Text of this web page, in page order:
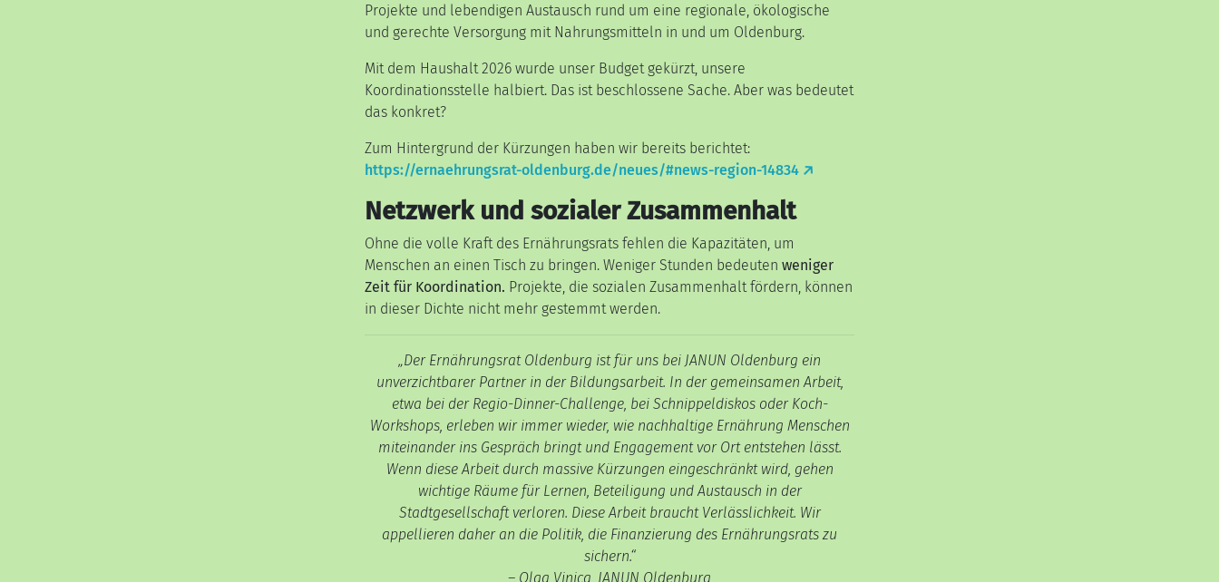
Projekte und lebendigen Austausch rund um eine regionale, ökologische
und gerechte Versorgung mit Nahrungsmitteln in und um Oldenburg.
Mit dem Haushalt 2026 wurde unser Budget gekürzt, unsere
Koordinationsstelle halbiert. Das ist beschlossene Sache. Aber was bedeutet
das konkret?
Zum Hintergrund der Kürzungen haben wir bereits berichtet:
https://ernaehrungsrat-oldenburg.de/neues/#news-region-14834
Netzwerk und sozialer Zusammenhalt
Ohne die volle Kraft des Ernährungsrats fehlen die Kapazitäten, um
Menschen an einen Tisch zu bringen. Weniger Stunden bedeuten weniger
Zeit für Koordination. Projekte, die sozialen Zusammenhalt fördern, können
in dieser Dichte nicht mehr gestemmt werden.
„Der Ernährungsrat Oldenburg ist für uns bei JANUN Oldenburg ein
unverzichtbarer Partner in der Bildungsarbeit. In der gemeinsamen Arbeit,
etwa bei der Regio-Dinner-Challenge, bei Schnippeldiskos oder Koch-
Workshops, erleben wir immer wieder, wie nachhaltige Ernährung Menschen
miteinander ins Gespräch bringt und Engagement vor Ort entstehen lässt.
Wenn diese Arbeit durch massive Kürzungen eingeschränkt wird, gehen
wichtige Räume für Lernen, Beteiligung und Austausch in der
Stadtgesellschaft verloren. Diese Arbeit braucht Verlässlichkeit. Wir
appellieren daher an die Politik, die Finanzierung des Ernährungsrats zu
sichern.“
– Olga Vinica, JANUN Oldenburg